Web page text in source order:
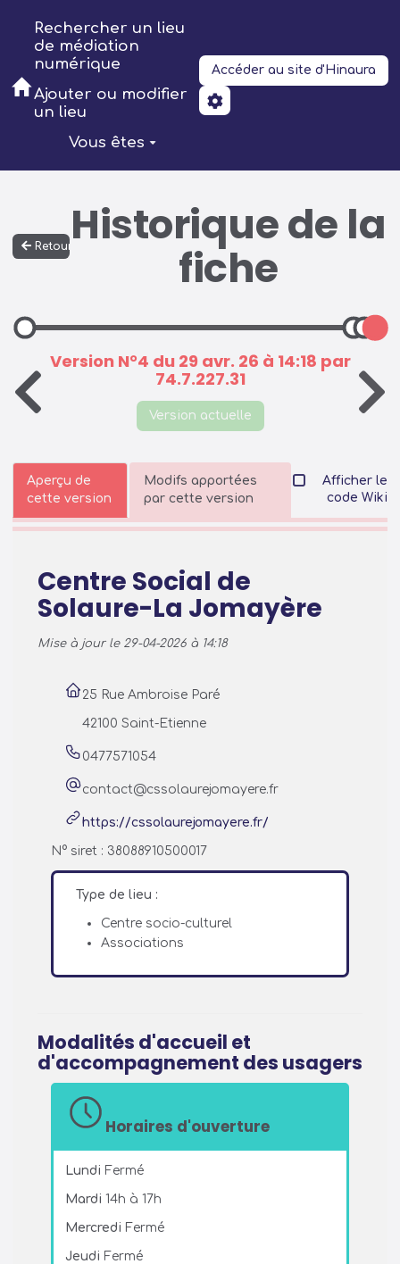
Aller au contenu principal
Rechercher un lieu
de médiation
numérique
Ajouter ou modifier
un lieu
Vous êtes
Accéder au site d'Hinaura
Retour Historique de la
fiche
Version N°4 du 29 avr. 26 à 14:18 par
74.7.227.31
Version actuelle
Aperçu de
cette version
Modifs apportées
par cette version
Afficher le
code Wiki
Centre Social de
Solaure-La Jomayère
Mise à jour le 29-04-2026 à 14:18
25 Rue Ambroise Paré
42100 Saint-Etienne
0477571054
contact@cssolaurejomayere.fr
https://cssolaurejomayere.fr/
N° siret : 38088910500017
Type de lieu :
Centre socio-culturel
Associations
Modalités d'accueil et
d'accompagnement des usagers
Horaires d'ouverture
Lundi Fermé
Mardi 14h à 17h
Mercredi Fermé
Jeudi Fermé